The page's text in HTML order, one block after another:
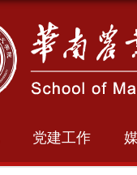
党建工作